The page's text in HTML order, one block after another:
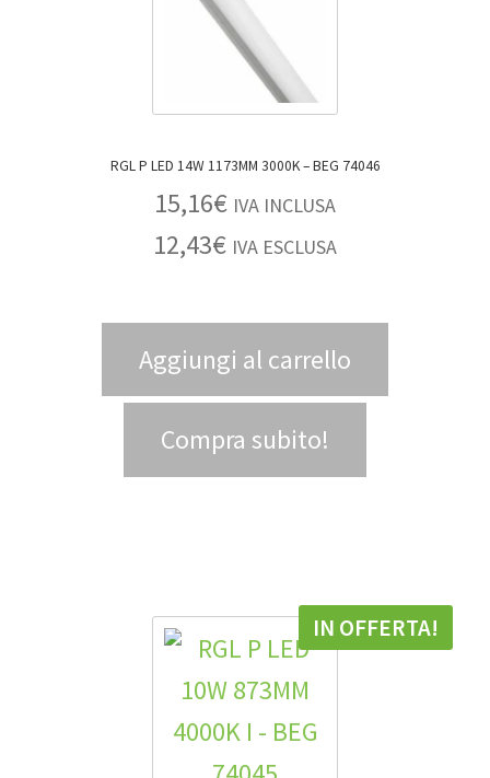
RGL P LED 14W 1173MM 3000K – BEG 74046
15,16€ IVA INCLUSA
12,43€ IVA ESCLUSA
Aggiungi al carrello
Compra subito!
IN OFFERTA!